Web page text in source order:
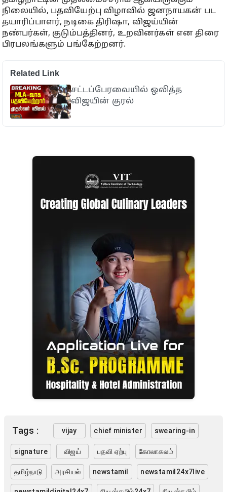
நிலையில், பதவியேற்பு விழாவில் ஜனநாயகன் பட
தயாரிப்பாளர், நடிகை திரிஷா, விஜய்யின்
நண்பர்கள், குடும்பத்தினர், உறவினர்கள் என திரை
பிரபலங்களும் பங்கேற்றனர்.
Related Link
சட்டப்பேரவையில் ஒலித்த
விஜயின் குரல்
Tags : vijay chief minister swearing-in
signature விஜய் பதவி ஏற்பு கோலாகலம்
தமிழ்நாடு அரசியல் newstamil newstamil24x7live